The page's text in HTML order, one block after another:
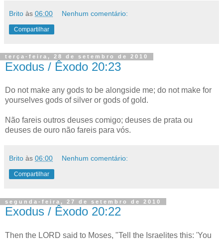
Brito às 06:00 Nenhum comentário:
Compartilhar
terça-feira, 28 de setembro de 2010
Exodus / Êxodo 20:23
Do not make any gods to be alongside me; do not make for
yourselves gods of silver or gods of gold.
Não fareis outros deuses comigo; deuses de prata ou
deuses de ouro não fareis para vós.
Brito às 06:00 Nenhum comentário:
Compartilhar
segunda-feira, 27 de setembro de 2010
Exodus / Êxodo 20:22
Then the LORD said to Moses, "Tell the Israelites this: 'You